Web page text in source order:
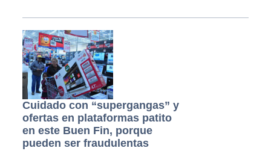
Cuidado con “supergangas” y
ofertas en plataformas patito
en este Buen Fin, porque
pueden ser fraudulentas